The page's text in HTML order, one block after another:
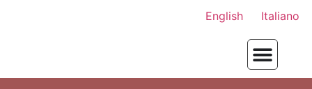
English Italiano